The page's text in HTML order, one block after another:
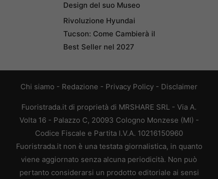
Design del suo Museo
Rivoluzione Hyundai
Tucson: Come Cambierà il
Best Seller nel 2027
Chi siamo - Redazione - Privacy Policy - Disclaimer
Fuoristrada.it di proprietà di MRSHARE SRL - Via A.
Volta 16 - Palazzo C, 20093 Cologno Monzese (MI) -
Codice Fiscale e Partita I.V.A. 10216150960
Fuoristrada.it non è una testata giornalistica, in quanto
viene aggiornato senza alcuna periodicità. Non può
pertanto considerarsi un prodotto editoriale ai sensi